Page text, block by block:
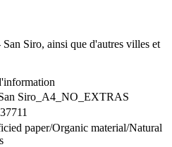
Siro, ainsi que d'autres villes et
Siro_A4_NO_EXTRAS
paper/Organic material/Natural